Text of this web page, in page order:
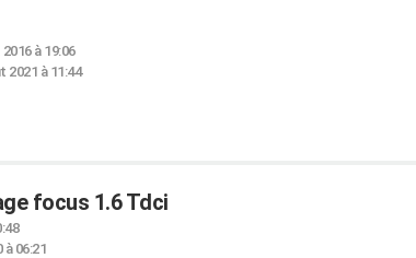
à 19:06
2021 à 11:44
focus 1.6 Tdci
à 06:21